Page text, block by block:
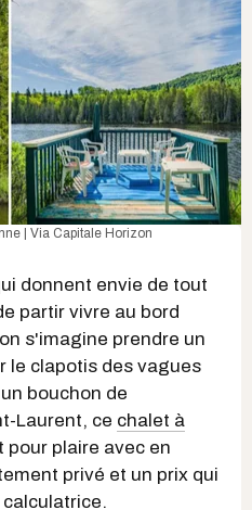
| Via Capitale Horizon
donnent envie de tout
partir vivre au bord
s'imagine prendre un
le clapotis des vagues
bouchon de
Laurent, ce chalet à
pour plaire avec en
privé et un prix qui